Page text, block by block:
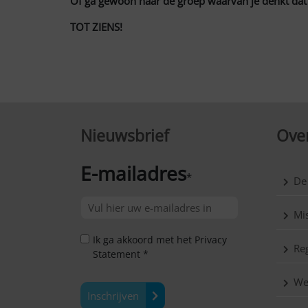
TOT ZIENS!
Nieuwsbrief
E-mailadres*
Ik ga akkoord met het Privacy
Statement *
Inschrijven